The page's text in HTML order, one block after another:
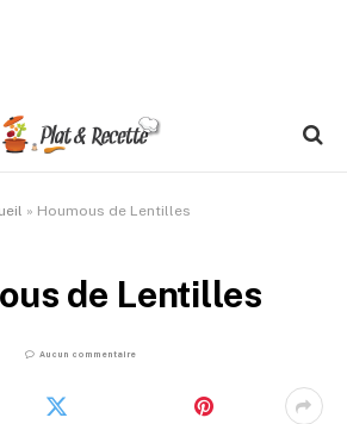
» Houmous de Lentilles
de Lentilles
Aucun commentaire